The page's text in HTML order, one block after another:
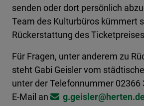
senden oder dort persönlich
Team des Kulturbüros kümmert
Rückerstattung des
Für Fragen, unter anderem zu
steht Gabi Geisler vom
unter der Telefonnummer 02366
E-Mail an